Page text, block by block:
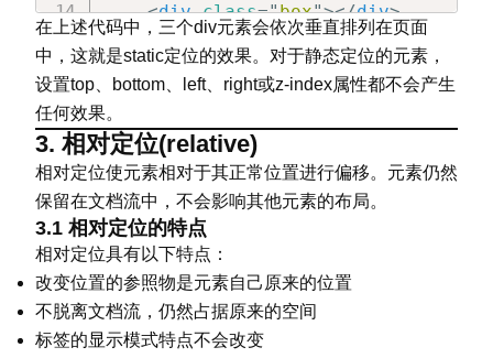
<div class="box"></div>
< div class= "box"></div>
<div class= "box"></div>
</body>
</
在上述代码中，三个div元素会依次垂直排列在页面
中，这就是static定位的效果。对于静态定位的元素，
设置top、bottom、left、right或z-index属性都不会产生
任何效果。
3. 相对定位(relative)
相对定位使元素相对于其正常位置进行偏移。元素仍然
保留在文档流中，不会影响其他元素的布局。
3.1 相对定位的特点
相对定位具有以下特点：
改变位置的参照物是元素自己原来的位置
不脱离文档流，仍然占据原来的空间
标签的显示模式特点不会改变